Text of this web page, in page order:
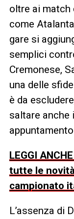
oltre ai match
come
gare si
semplici
Cremonese,
una delle
è da
saltare anche
LEGGI
tutte le
campionato
L’assenza di